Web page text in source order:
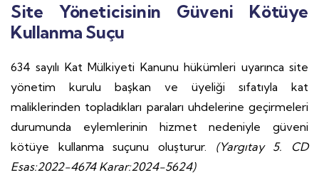
Site Yöneticisinin Güveni Kötüye
Kullanma Suçu
634 sayılı Kat Mülkiyeti Kanunu hükümleri uyarınca site
yönetim kurulu başkan ve üyeliği sıfatıyla kat
maliklerinden topladıkları paraları uhdelerine geçirmeleri
durumunda eylemlerinin hizmet nedeniyle güveni
kötüye kullanma suçunu oluşturur. (Yargıtay 5. CD
Esas:2022-4674 Karar:2024-5624)